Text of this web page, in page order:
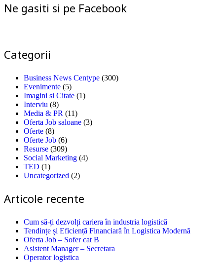
Ne gasiti si pe Facebook
Categorii
Business News Centype (300)
Evenimente (5)
Imagini si Citate (1)
Interviu (8)
Media & PR (11)
Oferta Job saloane (3)
Oferte (8)
Oferte Job (6)
Resurse (309)
Social Marketing (4)
TED (1)
Uncategorized (2)
Articole recente
Cum să-ți dezvolți cariera în industria logistică
Tendințe și Eficiență Financiară în Logistica Modernă
Oferta Job – Sofer cat B
Asistent Manager – Secretara
Operator logistica